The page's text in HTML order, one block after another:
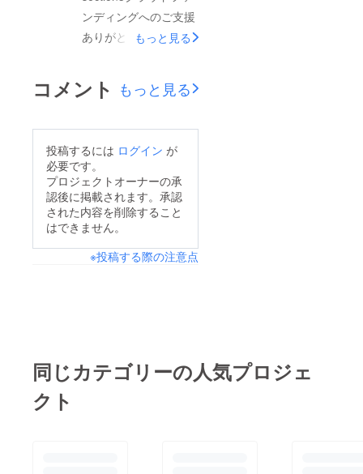
ンディングへのご支援
ありがとうございまし
に関しては納品次第お
届け致します！！在庫
整い次第発送致します
ので、今しばらくお待
ちくださいませ。尚、
店頭受取をご希望の方
お声がけを(^^)
もっと見る
コメント もっと見る
投稿するには ログイン が
必要です。
プロジェクトオーナーの承
認後に掲載されます。承認
された内容を削除すること
はできません。
※投稿する際の注意点
味を楽
同じカテゴリーの人気プロジェ
クト